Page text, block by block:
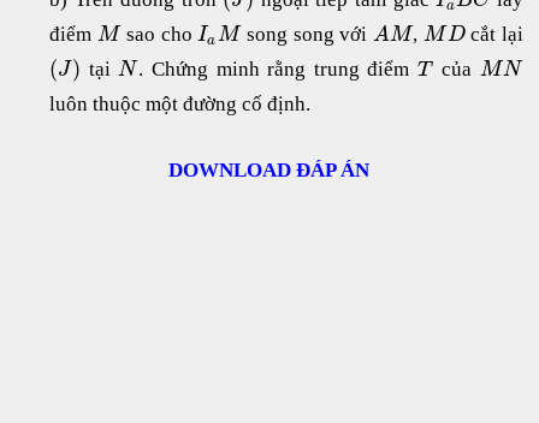
a
điểmMsao choIaMsong song vớiAM,MDcắt lại
(J) tạiN . Chứng minh rằng trung điểmT của MN
luôn thuộc một đường cố định.
DOWNLOAD ĐÁP ÁN